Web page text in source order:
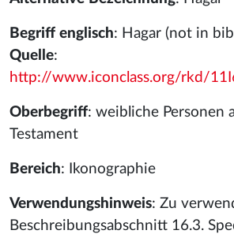
Begriff englisch: Hagar (not in
Quelle:
http://www.iconclass.org/rkd/
Oberbegriff: weibliche Personen
Testament
Bereich: Ikonographie
Verwendungshinweis: Zu
Beschreibungsabschnitt 16.3.